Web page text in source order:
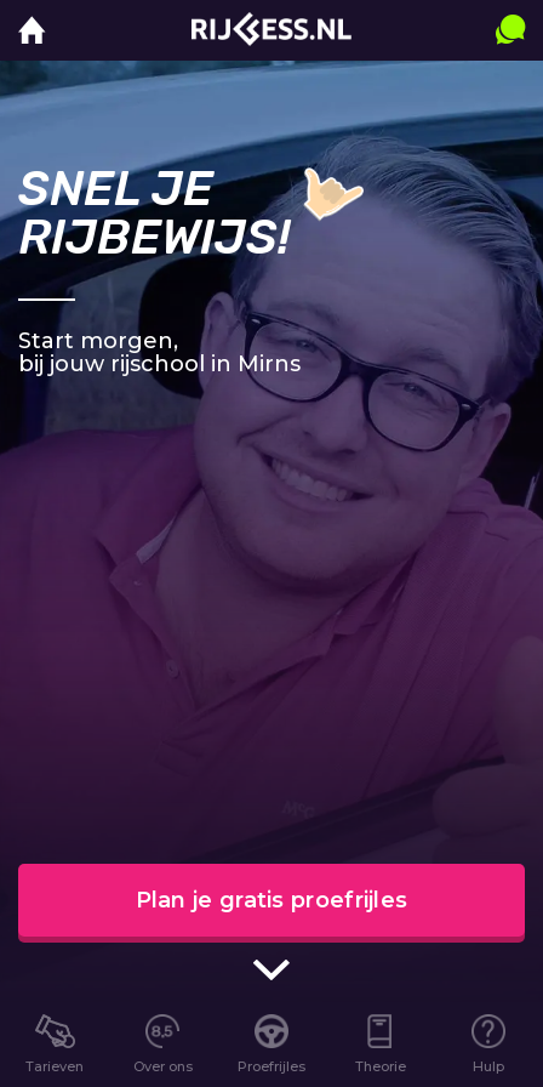
SNEL JE
RIJBEWIJS!
Start morgen,
bij jouw rijschool in Mirns
Plan je gratis proefrijles
Tarieven Over ons Proefrijles Theorie Hulp